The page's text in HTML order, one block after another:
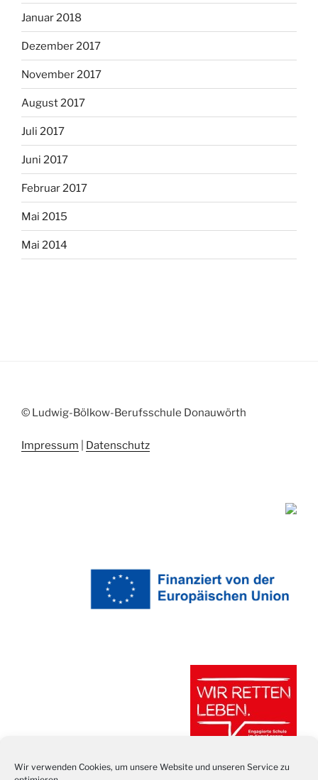
Wir verwenden Cookies, um unsere Website und unseren Service zu
Januar 2018
Dezember 2017
November 2017
August 2017
Juli 2017
Juni 2017
Februar 2017
Mai 2015
Mai 2014
© Ludwig-Bölkow-Berufsschule Donauwörth
Impressum Datenschutz